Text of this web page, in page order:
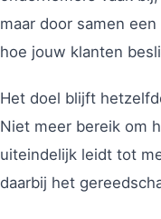
maar door samen
hoe jouw klanten
Het doel blijft
Niet meer bereik om
uiteindelijk leidt tot
daarbij het